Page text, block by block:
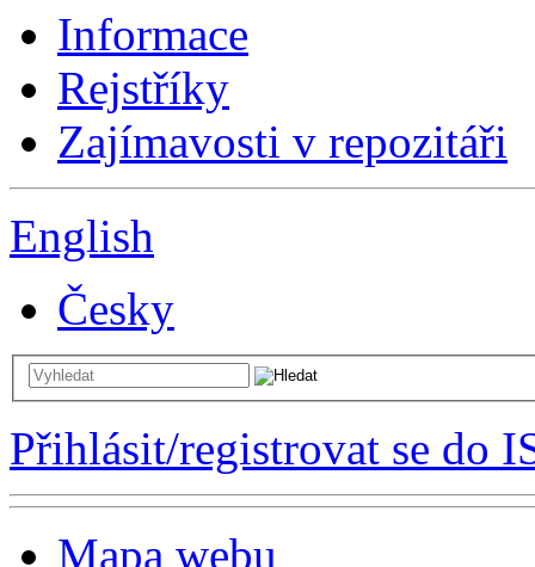
Informace
Rejstříky
Zajímavosti v repozitáři
English
Česky
Přihlásit/registrovat se do
Mapa webu